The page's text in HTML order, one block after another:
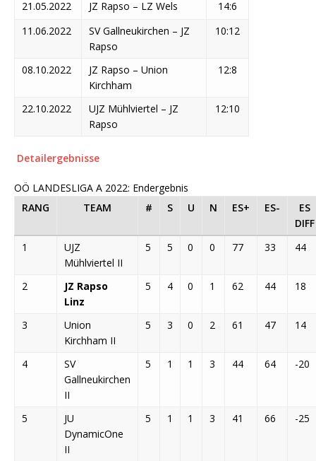
21.05.2022 JZ Rapso – LZ Wels
14:6
11.06.2022
SV Gallneukirchen – JZ
Rapso
10:12
08.10.2022
JZ Rapso – Union
Kirchham
12:8
22.10.2022
UJZ Mühlviertel – JZ
Rapso
12:10
Detailergebnisse
OÖ LANDESLIGA A 2022: Endergebnis
RANG
TEAM # S U N ES+ ES-
ES
DIFF
1
UJZ
Mühlviertel II
5 5 0 0 77 33 44
2
JZ Rapso
Linz
5 4 0 1 62 44 18
3
Union
Kirchham II
5 3 0 2 61 47 14
4
SV
Gallneukirchen
II
5 1 1 3 44 64 -20
5
JU
DynamicOne
II
5 1 1 3 41 66 -25